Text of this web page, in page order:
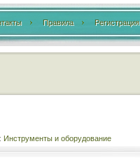
Правила Регистрация
Инструменты и оборудование